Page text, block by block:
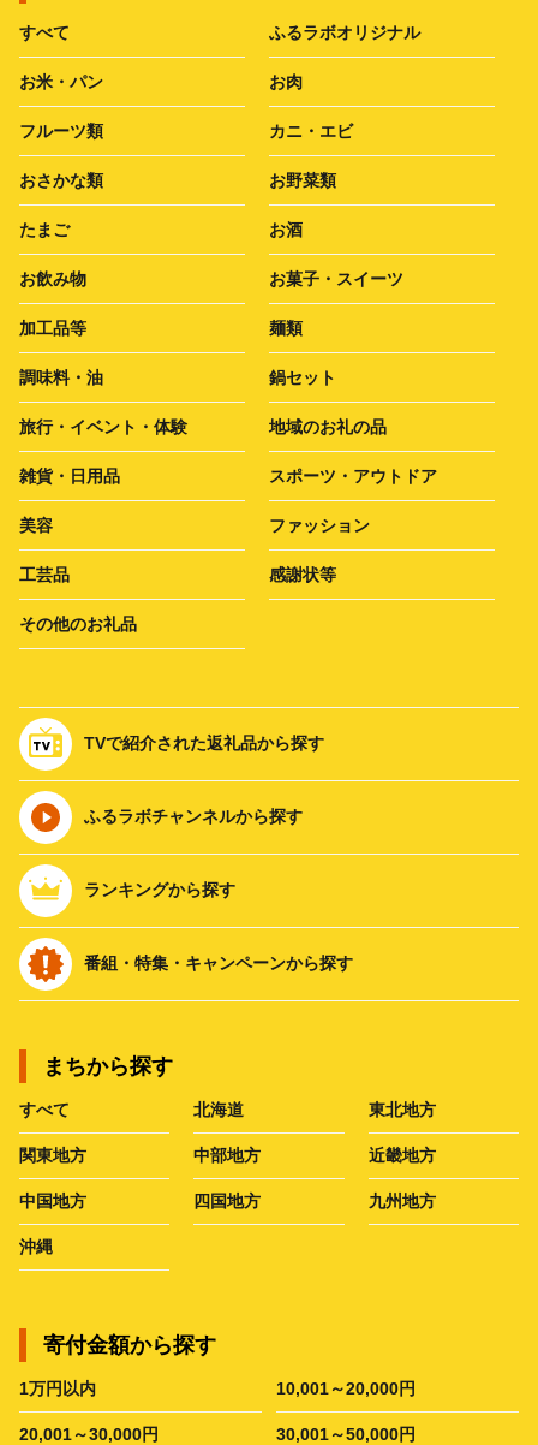
すべて ふるラボオリジナル
お米・パン お肉
フルーツ類 カニ・エビ
おさかな類 お野菜類
たまご お酒
お飲み物 お菓子・スイーツ
加工品等 麺類
調味料・油 鍋セット
旅行・イベント・体験 地域のお礼の品
雑貨・日用品 スポーツ・アウトドア
美容 ファッション
工芸品 感謝状等
その他のお礼品
TVで紹介された返礼品から探す
ふるラボチャンネルから探す
ランキングから探す
番組・特集・キャンペーンから探す
まちから探す
すべて 北海道 東北地方
関東地方 中部地方 近畿地方
中国地方 四国地方 九州地方
沖縄
寄付金額から探す
1万円以内 10,001～20,000円
20,001～30,000円 30,001～50,000円